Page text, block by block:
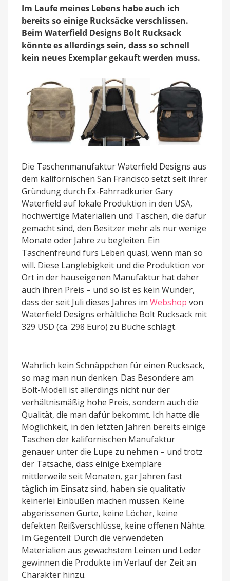
ein
ganzes
Leben
gemacht
worden
ist
Im Laufe meines Lebens habe auch ich
bereits so einige Rucksäcke verschlissen.
Beim Waterfield Designs Bolt Rucksack
könnte es allerdings sein, dass so schnell
kein neues Exemplar gekauft werden muss.
Die Taschenmanufaktur Waterfield Designs aus
dem kalifornischen San Francisco setzt seit ihrer
Gründung durch Ex-Fahrradkurier Gary
Waterfield auf lokale Produktion in den USA,
hochwertige Materialien und Taschen, die dafür
gemacht sind, den Besitzer mehr als nur wenige
Monate oder Jahre zu begleiten. Ein
Taschenfreund fürs Leben quasi, wenn man so
will. Diese Langlebigkeit und die Produktion vor
Ort in der hauseigenen Manufaktur hat daher
auch ihren Preis – und so ist es kein Wunder,
dass der seit Juli dieses Jahres im Webshop von
Waterfield Designs erhältliche Bolt Rucksack mit
329 USD (ca. 298 Euro) zu Buche schlägt.
Wahrlich kein Schnäppchen für einen Rucksack,
so mag man nun denken. Das Besondere am
Bolt-Modell ist allerdings nicht nur der
verhältnismäßig hohe Preis, sondern auch die
Qualität, die man dafür bekommt. Ich hatte die
Möglichkeit, in den letzten Jahren bereits einige
Taschen der kalifornischen Manufaktur
genauer unter die Lupe zu nehmen – und trotz
der Tatsache, dass einige Exemplare
mittlerweile seit Monaten, gar Jahren fast
täglich im Einsatz sind, haben sie qualitativ
keinerlei Einbußen machen müssen. Keine
abgerissenen Gurte, keine Löcher, keine
defekten Reißverschlüsse, keine offenen Nähte.
Im Gegenteil: Durch die verwendeten
Materialien aus gewachstem Leinen und Leder
gewinnen die Produkte im Verlauf der Zeit an
Charakter hinzu.